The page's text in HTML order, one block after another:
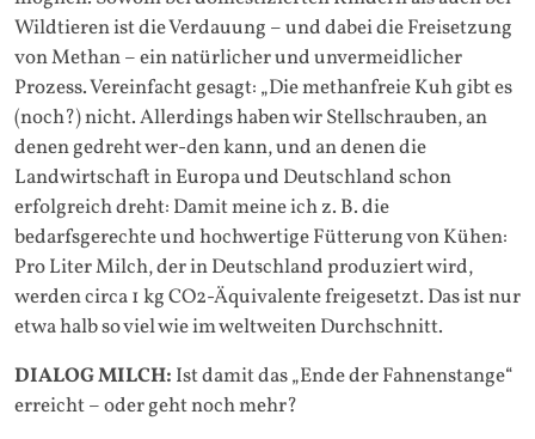
Wildtieren ist die Verdauung – und dabei die Freisetzung
von Methan – ein natürlicher und unvermeidlicher
Prozess. Vereinfacht gesagt: „Die methanfreie Kuh gibt es
(noch?) nicht. Allerdings haben wir Stellschrauben, an
denen gedreht wer-den kann, und an denen die
Landwirtschaft in Europa und Deutschland schon
erfolgreich dreht: Damit meine ich z. B. die
bedarfsgerechte und hochwertige Fütterung von Kühen:
Pro Liter Milch, der in Deutschland produziert wird,
werden circa 1 kg CO2-Äquivalente freigesetzt. Das ist nur
etwa halb so viel wie im weltweiten Durchschnitt.
DIALOG MILCH: Ist damit das „Ende der Fahnenstange“
erreicht – oder geht noch mehr?